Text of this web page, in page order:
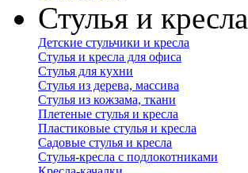
Стулья и кресла
Детские стульчики и кресла
Стулья и кресла для офиса
Стулья для кухни
Стулья из дерева, массива
Стулья из кожзама, ткани
Плетеные стулья и кресла
Пластиковые стулья и кресла
Садовые стулья и кресла
Стулья-кресла с подлокотниками